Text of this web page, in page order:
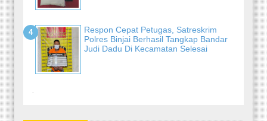
Respon Cepat Petugas, Satreskrim
Polres Binjai Berhasil Tangkap Bandar
Judi Dadu Di Kecamatan Selesai
-